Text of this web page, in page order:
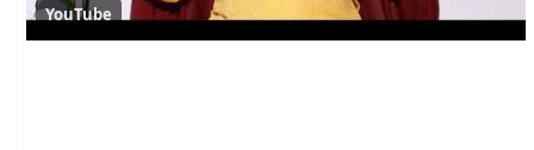
YouTube